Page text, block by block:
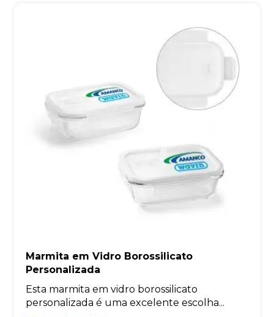
Marmita em Vidro Borossilicato
Personalizada
Esta marmita em vidro borossilicato
personalizada é uma excelente escolha...